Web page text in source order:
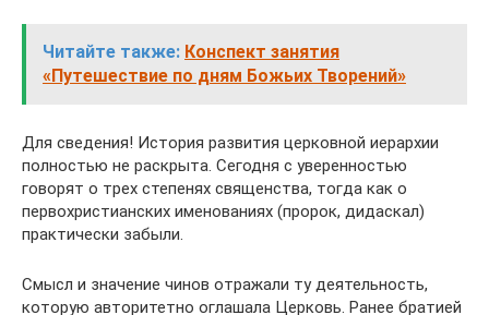
Читайте также: Конспект занятия
«Путешествие по дням Божьих Творений»
Для сведения! История развития церковной иерархии
полностью не раскрыта. Сегодня с уверенностью
говорят о трех степенях священства, тогда как о
первохристианских именованиях (пророк, дидаскал)
практически забыли.
Смысл и значение чинов отражали ту деятельность,
которую авторитетно оглашала Церковь. Ранее братией